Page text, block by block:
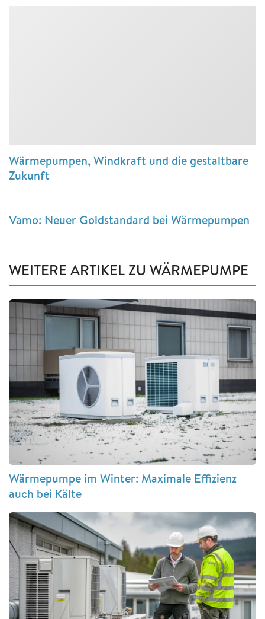
Wärmepumpen, Windkraft und die gestaltbare
Zukunft
Vamo: Neuer Goldstandard bei Wärmepumpen
WEITERE ARTIKEL ZU WÄRMEPUMPE
Wärmepumpe im Winter: Maximale Effizienz
auch bei Kälte